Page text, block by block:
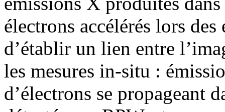
électrons accélérés lors
d’établir un lien entre
les mesures in-situ :
d’électrons se propageant